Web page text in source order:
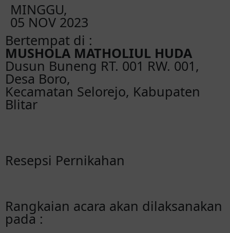
MINGGU,
05 NOV 2023
Bertempat di :
MUSHOLA MATHOLIUL HUDA
Dusun Buneng RT. 001 RW. 001,
Desa Boro,
Kecamatan Selorejo, Kabupaten
Blitar
Resepsi Pernikahan
Rangkaian acara akan dilaksanakan
pada :